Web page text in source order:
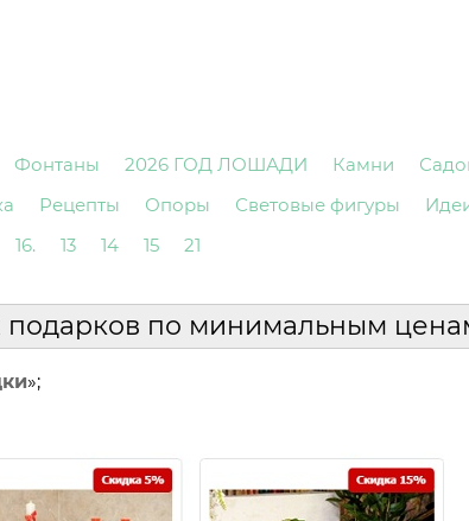
Фонтаны 2026 ГОД ЛОШАДИ Камни
Рецепты Опоры Световые фигуры
16. 13 14 15 21
подарков по минимальным
»;